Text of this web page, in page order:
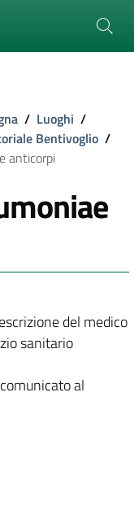
/ Luoghi /
Bentivoglio /
anticorpi
del medico
sanitario
al